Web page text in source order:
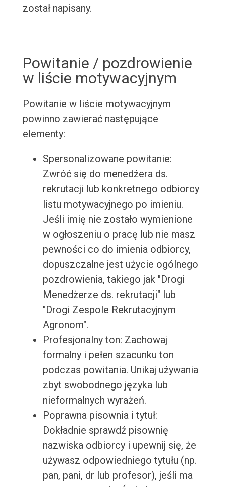
został napisany.
Powitanie / pozdrowienie
w liście motywacyjnym
Powitanie w liście motywacyjnym
powinno zawierać następujące
elementy:
Spersonalizowane powitanie:
Zwróć się do menedżera ds.
rekrutacji lub konkretnego odbiorcy
listu motywacyjnego po imieniu.
Jeśli imię nie zostało wymienione
w ogłoszeniu o pracę lub nie masz
pewności co do imienia odbiorcy,
dopuszczalne jest użycie ogólnego
pozdrowienia, takiego jak "Drogi
Menedżerze ds. rekrutacji" lub
"Drogi Zespole Rekrutacyjnym
Agronom".
Profesjonalny ton: Zachowaj
formalny i pełen szacunku ton
podczas powitania. Unikaj używania
zbyt swobodnego języka lub
nieformalnych wyrażeń.
Poprawna pisownia i tytuł:
Dokładnie sprawdź pisownię
nazwiska odbiorcy i upewnij się, że
używasz odpowiedniego tytułu (np.
pan, pani, dr lub profesor), jeśli ma